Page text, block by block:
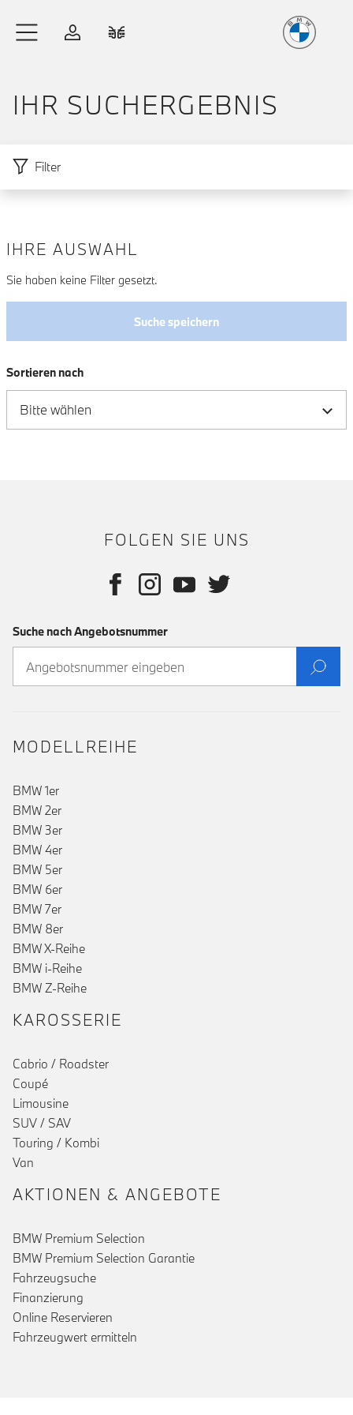
Anmelden
IHR SUCH­ERGEBNIS
Filter
Zu den Ergebnissen springen
IHRE AUSWAHL
Sie haben keine Filter gesetzt.
Suche speichern
Sortieren nach
FOLGEN SIE UNS
Suche nach Angebotsnummer
MODELLREIHE
BMW 1er
BMW 2er
BMW 3er
BMW 4er
BMW 5er
BMW 6er
BMW 7er
BMW 8er
BMW X-Reihe
BMW i-Reihe
BMW Z-Reihe
KAROSSERIE
Cabrio / Roadster
Coupé
Limousine
SUV / SAV
Touring / Kombi
Van
AKTIONEN & ANGEBOTE
BMW Premium Selection
BMW Premium Selection Garantie
Fahrzeugsuche
Finanzierung
Online Reservieren
Fahrzeugwert ermitteln